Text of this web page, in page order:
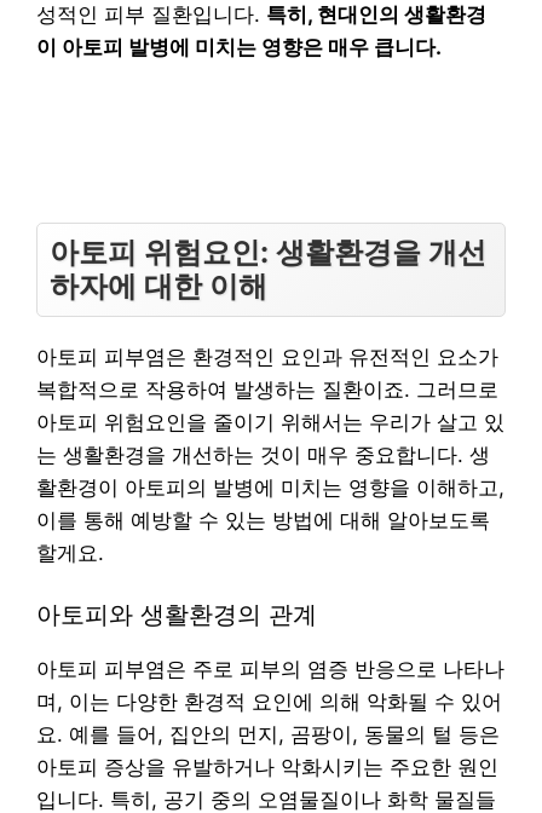
성적인 피부 질환입니다. 특히, 현대인의 생활환경
이 아토피 발병에 미치는 영향은 매우 큽니다.
아토피 위험요인: 생활환경을 개선
하자에 대한 이해
아토피 피부염은 환경적인 요인과 유전적인 요소가
복합적으로 작용하여 발생하는 질환이죠. 그러므로
아토피 위험요인을 줄이기 위해서는 우리가 살고 있
는 생활환경을 개선하는 것이 매우 중요합니다. 생
활환경이 아토피의 발병에 미치는 영향을 이해하고,
이를 통해 예방할 수 있는 방법에 대해 알아보도록
할게요.
아토피와 생활환경의 관계
아토피 피부염은 주로 피부의 염증 반응으로 나타나
며, 이는 다양한 환경적 요인에 의해 악화될 수 있어
요. 예를 들어, 집안의 먼지, 곰팡이, 동물의 털 등은
아토피 증상을 유발하거나 악화시키는 주요한 원인
입니다. 특히, 공기 중의 오염물질이나 화학 물질들